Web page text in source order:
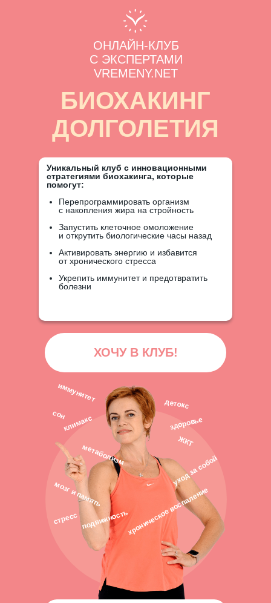
БИОХАКИНГ
ДОЛГОЛЕТИЯ
Уникальный клуб с инновационными
стратегиями биохакинга, которые
помогут:
Перепрограммировать организм
с накопления жира на стройность
Запустить клеточное омоложение
и открутить биологические часы назад
Активировать энергию и избавится
от хронического стресса
Укрепить иммунитет и предотвратить
болезни
ОНЛАЙН-КЛУБ
С ЭКСПЕРТАМИ
VREMENY.NET
ХОЧУ В КЛУБ!
стресс
мозг и память хроническое воспаление
иммунитет
детокс
климакс
подвижность
уход за собой
ЖКТ
здоровье
метаболизм
сон